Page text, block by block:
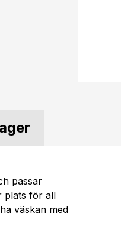
passar
plats för all
väskan med